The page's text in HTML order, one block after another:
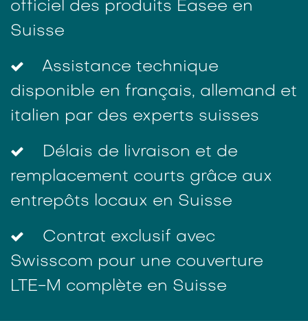
officiel des produits Easee en
Suisse
Assistance technique
disponible en français, allemand et
italien par des experts suisses
Délais de livraison et de
remplacement courts grâce aux
entrepôts locaux en Suisse
Contrat exclusif avec
Swisscom pour une couverture
LTE-M complète en Suisse